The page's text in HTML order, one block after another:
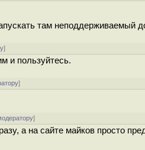
там неподдерживаемый
]
и пользуйтесь.
]
]
а на сайте майков просто